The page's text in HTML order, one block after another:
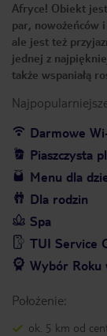
Afryce! Obiekt
par, nowożeńców
ale jest też
jednej z
także wspaniałą
Darmowe
Piaszczysta
Menu dla
Dla rodzin
Spa
TUI Service
Wybór Roku
Położenie:
ok. 5 km od